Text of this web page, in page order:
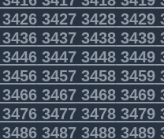
342734283429
343734383439
344734483449
345734583459
346734683469
347734783479
348734883489